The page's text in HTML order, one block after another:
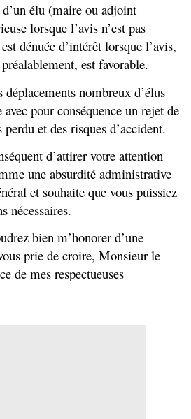
élu (maire ou adjoint
lorsque l’avis n’est pas
dénuée d’intérêt lorsque l’avis,
est favorable.
nombreux d’élus
pour conséquence un rejet de
et des risques d’accident.
d’attirer votre attention
une absurdité administrative
et souhaite que vous puissiez
nécessaires.
bien m’honorer d’une
prie de croire, Monsieur le
de mes respectueuses